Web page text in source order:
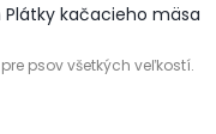
Plátky kačacieho mäsa
psov všetkých veľkostí.